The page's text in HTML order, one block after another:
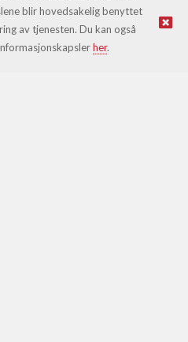
levert av Kréatif
blir hovedsakelig benyttet
av tjenesten. Du kan også
her.